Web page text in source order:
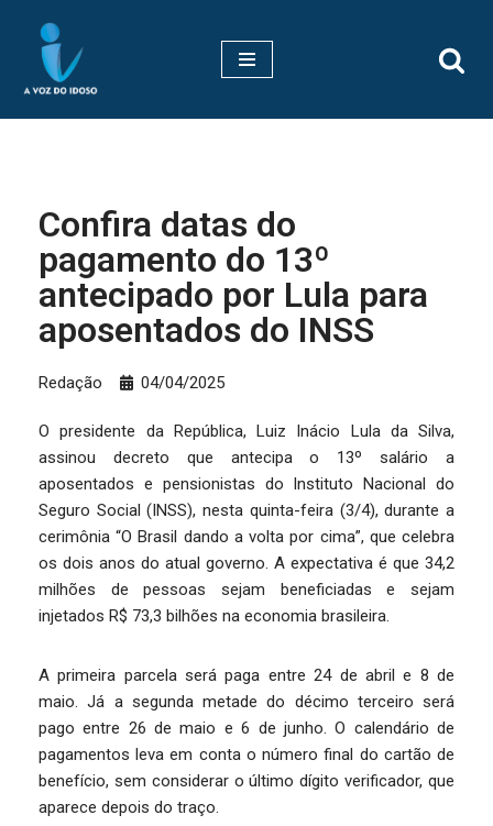
Pular
para
Confira datas do
pagamento do 13º
antecipado por Lula para
aposentados do INSS
Redação 04/04/2025
O presidente da República, Luiz Inácio Lula da Silva,
assinou decreto que antecipa o 13º salário a
aposentados e pensionistas do Instituto Nacional do
Seguro Social (INSS), nesta quinta-feira (3/4), durante a
cerimônia “O Brasil dando a volta por cima”, que celebra
os dois anos do atual governo. A expectativa é que 34,2
milhões de pessoas sejam beneficiadas e sejam
injetados R$ 73,3 bilhões na economia brasileira.
A primeira parcela será paga entre 24 de abril e 8 de
maio. Já a segunda metade do décimo terceiro será
pago entre 26 de maio e 6 de junho. O calendário de
pagamentos leva em conta o número final do cartão de
benefício, sem considerar o último dígito verificador, que
aparece depois do traço.